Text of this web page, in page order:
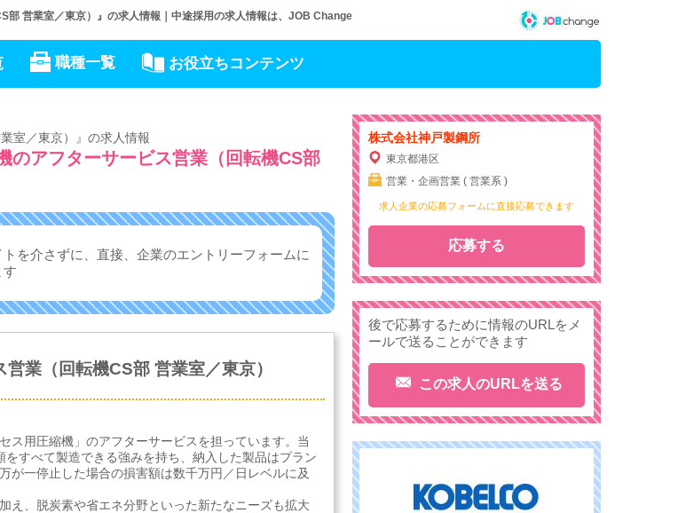
営業室／東京）』の求人情報｜中途採用の求人情報は、JOB Change
職種一覧 お役立ちコンテンツ
室／東京）』の求人情報
のアフターサービス営業（回転機CS部
を介さずに、 直接、企業のエントリーフォームに
す
業（回転機CS部 営業室／東京）
ス用圧縮機」のアフターサービスを担っています。当
すべて製造できる強みを持ち、納入した製品はプラン
が一停止した場合の損害額は数千万円／日レベルに及
え、脱炭素や省エネ分野といった新たなニーズも拡大
株式会社神戸製鋼所
東京都港区
営業・企画営業 ( 営業系 )
求人企業の応募フォームに直接応募できます
応募する
後で応募するために情報のURLをメ
ールで送ることができます
この求人のURLを送る